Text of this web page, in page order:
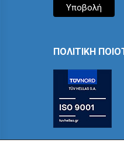
ΠΟΛΙΤΙΚΗ